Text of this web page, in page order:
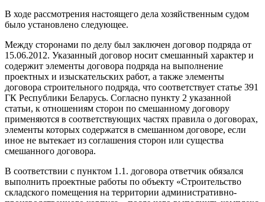
В ходе рассмотрения настоящего дела хозяйственным судом
было установлено следующее.
Между сторонами по делу был заключен договор подряда от
15.06.2012. Указанный договор носит смешанный характер и
содержит элементы договора подряда на выполнение
проектных и изыскательских работ, а также элементы
договора строительного подряда, что соответствует статье 391
ГК Республики Беларусь. Согласно пункту 2 указанной
статьи, к отношениям сторон по смешанному договору
применяются в соответствующих частях правила о договорах,
элементы которых содержатся в смешанном договоре, если
иное не вытекает из соглашения сторон или существа
смешанного договора.
В соответствии с пунктом 1.1. договора ответчик обязался
выполнить проектные работы по объекту «Строительство
складского помещения на территории административно-